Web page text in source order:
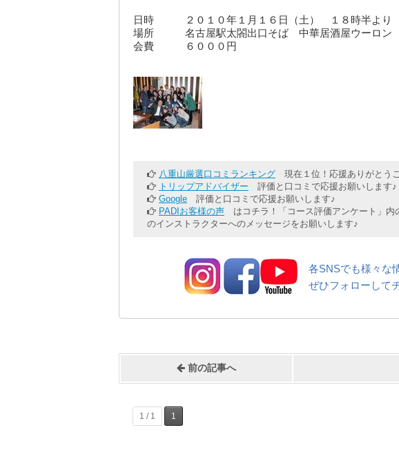
日時 ２０１０年１月１６日（土） １８時半より
場所 名古屋駅太閤出口そば 中華居酒屋ウーロン
会費 ６０００円
八重山厳選口コミランキング 現在１位！応援ありがとう
トリップアドバイザー 評価と口コミで応援お願いします♪
Google 評価と口コミで応援お願いします♪
PADIお客様の声 はコチラ！「コース評価アンケート」内
のインストラクターへのメッセージをお願いします♪
各SNSでも様々な
ぜひフォローして
前の記事へ
1 / 1 1